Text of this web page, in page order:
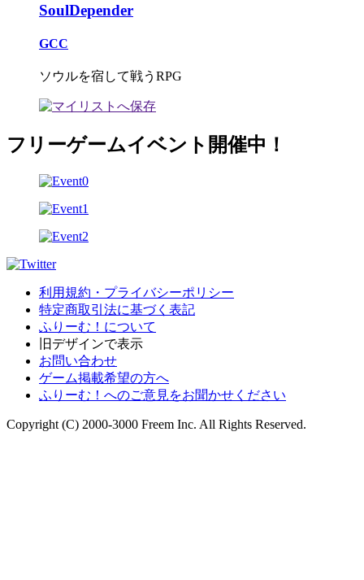
SoulDepender
GCC
ソウルを宿して戦うRPG
フリーゲームイベント開催中！
利用規約・プライバシーポリシー
特定商取引法に基づく表記
ふりーむ！について
旧デザインで表示
お問い合わせ
ゲーム掲載希望の方へ
ふりーむ！へのご意見をお聞かせください
Copyright (C) 2000-3000 Freem Inc. All Rights Reserved.